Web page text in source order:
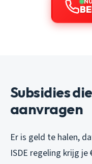
Subsidies
aanvragen
Er is geld te halen,
ISDE regeling krijg